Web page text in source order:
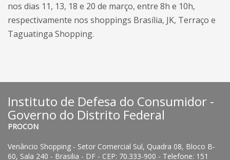
nos dias 11, 13, 18 e 20 de março, entre 8h e 10h,
respectivamente nos shoppings Brasília, JK, Terraço e
Taguatinga Shopping.
Instituto de Defesa do Consumidor -
Governo do Distrito Federal
PROCON
Venâncio Shopping - Setor Comercial Sul, Quadra 08, Bloco B-
60, Sala 240 - Brasilia - DF - CEP: 70.333-900 - Telefone: 151